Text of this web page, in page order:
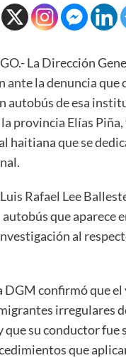
La Dirección
ante la denuncia
autobús de esa
provincia Elías
haitiana que se
Rafael Lee
que aparece
al
DGM confirmó que
irregulares
que su conductor
que